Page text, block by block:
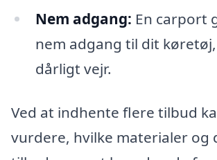
Nem adgang: En carport
nem adgang til dit
dårligt vejr.
Ved at indhente flere tilbud
vurdere, hvilke materialer og